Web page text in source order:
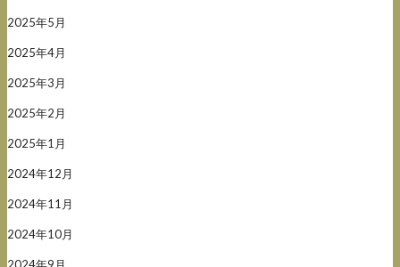
2025年5月
2025年4月
2025年3月
2025年2月
2025年1月
2024年12月
2024年11月
2024年10月
2024年9月